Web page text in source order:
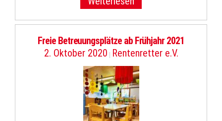
Freie Betreuungsplätze ab Frühjahr 2021
2. Oktober 2020 | Rentenretter e.V.